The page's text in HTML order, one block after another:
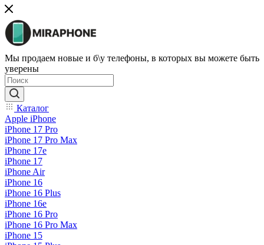
Мы продаем новые и б\у телефоны, в которых вы можете быть
уверены
Каталог
Apple iPhone
iPhone 17 Pro
iPhone 17 Pro Max
iPhone 17e
iPhone 17
iPhone Air
iPhone 16
iPhone 16 Plus
iPhone 16e
iPhone 16 Pro
iPhone 16 Pro Max
iPhone 15